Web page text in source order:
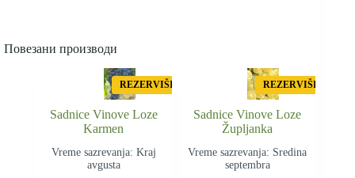
Повезани производи
REZERVIŠI
Sadnice Vinove Loze
Karmen
Vreme sazrevanja: Kraj
avgusta
REZERVIŠI
Sadnice Vinove Loze
Župljanka
Vreme sazrevanja: Sredina
septembra